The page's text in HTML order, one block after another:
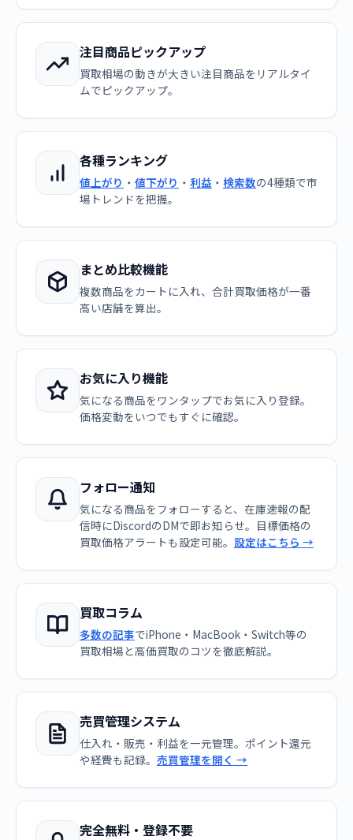
注目商品ピックアップ
買取相場の動きが大きい注目商品をリアルタイ
ムでピックアップ。
各種ランキング
値上がり ・ 値下がり ・ 利益 ・ 検索数の4種類で市
場トレンドを把握。
まとめ比較機能
複数商品をカートに入れ、合計買取価格が一番
高い店舗を算出。
お気に入り機能
気になる商品をワンタップでお気に入り登録。
価格変動をいつでもすぐに確認。
フォロー通知
気になる商品をフォローすると、在庫速報の配
信時にDiscordのDMで即お知らせ。目標価格の
買取価格アラートも設定可能。 設定はこちら →
買取コラム
多数の記事でiPhone・MacBook・Switch等の
買取相場と高価買取のコツを徹底解説。
売買管理システム
仕入れ・販売・利益を一元管理。ポイント還元
や経費も記録。 売買管理を開く →
完全無料・登録不要